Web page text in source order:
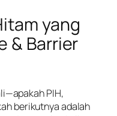
yang
& Barrier
PIH,
berikutnya adalah